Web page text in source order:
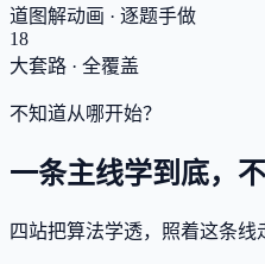
道图解动画 · 逐题手做
18
大套路 · 全覆盖
不知道从哪开始？
一条主线学到底，
四站把算法学透，照着这条线